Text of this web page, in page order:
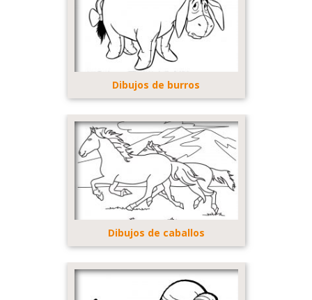
Dibujos de burros
Dibujos de caballos